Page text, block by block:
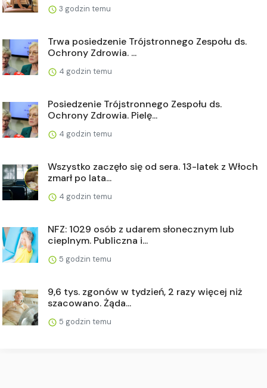
3 godzin temu
Trwa posiedzenie Trójstronnego Zespołu ds.
Ochrony Zdrowia. ...
4 godzin temu
Posiedzenie Trójstronnego Zespołu ds.
Ochrony Zdrowia. Pielę...
4 godzin temu
Wszystko zaczęło się od sera. 13-latek z Włoch
zmarł po lata...
4 godzin temu
NFZ: 1029 osób z udarem słonecznym lub
cieplnym. Publiczna i...
5 godzin temu
9,6 tys. zgonów w tydzień, 2 razy więcej niż
szacowano. Żąda...
5 godzin temu